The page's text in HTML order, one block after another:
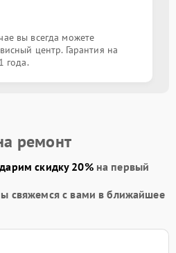
вы всегда можете
центр. Гарантия на
года.
ремонт
дарим скидку 20%на первый
свяжемся с вами в ближайшее